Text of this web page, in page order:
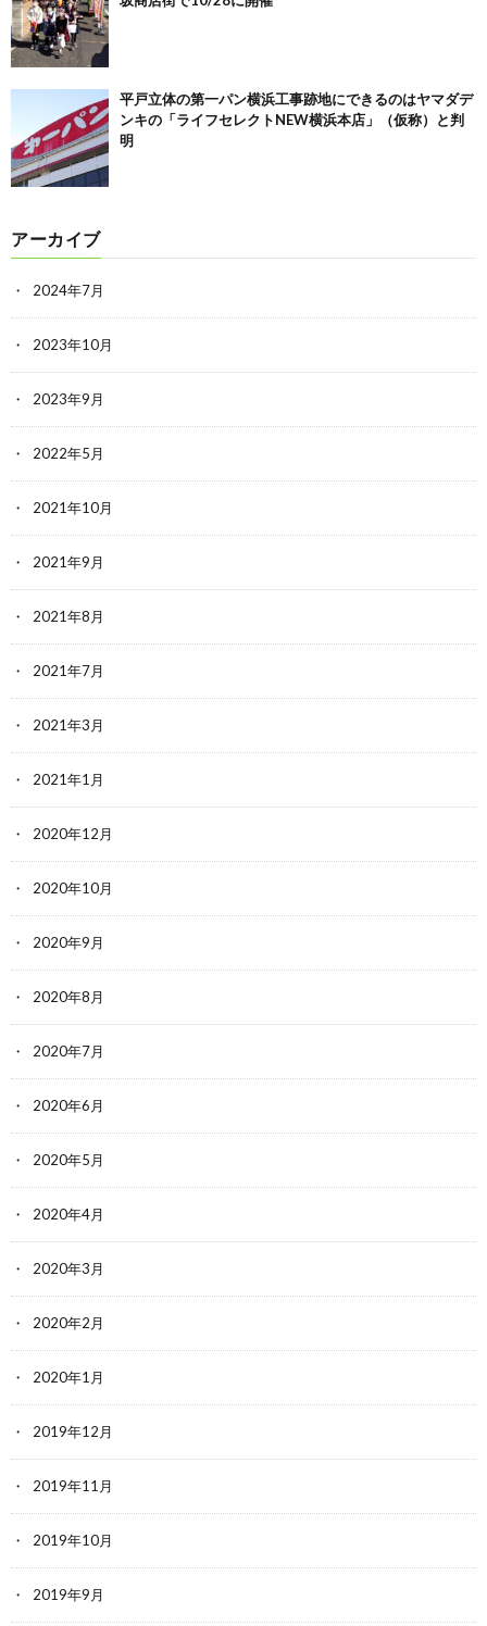
平戸立体の第一パン横浜工事跡地にできるのはヤマダデ
ンキの「ライフセレクトNEW横浜本店」（仮称）と判
明
アーカイブ
2024年7月
2023年10月
2023年9月
2022年5月
2021年10月
2021年9月
2021年8月
2021年7月
2021年3月
2021年1月
2020年12月
2020年10月
2020年9月
2020年8月
2020年7月
2020年6月
2020年5月
2020年4月
2020年3月
2020年2月
2020年1月
2019年12月
2019年11月
2019年10月
2019年9月